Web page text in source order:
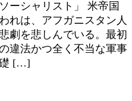
ーシャリスト」 米帝国
れは、アフガニスタン人
劇を悲しんでいる。最初
違法かつ全く不当な軍事
[…]